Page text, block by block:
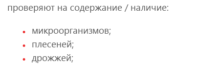
проверяют на содержание / наличие:
микроорганизмов;
плесеней;
дрожжей;